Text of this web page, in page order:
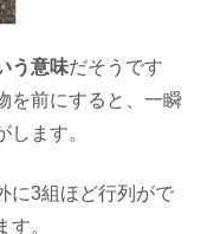
う意味だそうです
を前にすると、一瞬
ます。
に3組ほど行列がで
。